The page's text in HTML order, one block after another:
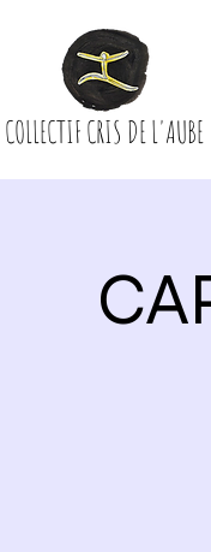
COLLECTIF CRIS DE L'AUBE